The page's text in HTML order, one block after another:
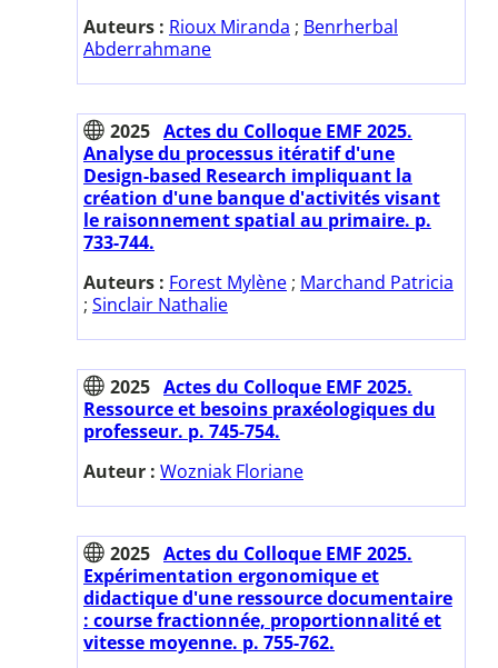
Auteurs : Rioux Miranda ; Benrherbal
Abderrahmane
2025 Actes du Colloque EMF 2025.
Analyse du processus itératif d'une
Design-based Research impliquant la
création d'une banque d'activités visant
le raisonnement spatial au primaire. p.
733-744.
Auteurs : Forest Mylène ; Marchand Patricia
; Sinclair Nathalie
2025 Actes du Colloque EMF 2025.
Ressource et besoins praxéologiques du
professeur. p. 745-754.
Auteur : Wozniak Floriane
2025 Actes du Colloque EMF 2025.
Expérimentation ergonomique et
didactique d'une ressource documentaire
: course fractionnée, proportionnalité et
vitesse moyenne. p. 755-762.